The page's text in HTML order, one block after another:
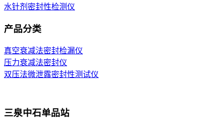
水针剂密封性检测仪
产品分类
真空衰减法密封检漏仪
压力衰减法密封仪
双压法微泄露密封性测试仪
三泉中石单品站